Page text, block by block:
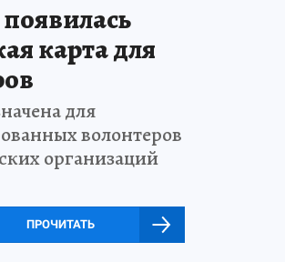
карта для
для
волонтеров
организаций
ПРОЧИТАТЬ